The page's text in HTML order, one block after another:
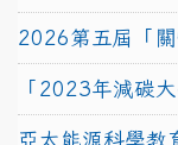
2026第五屆「
「2023年減碳
亞太能源科學教